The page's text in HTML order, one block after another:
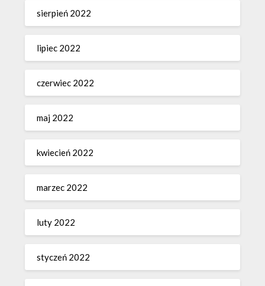
sierpień 2022
lipiec 2022
czerwiec 2022
maj 2022
kwiecień 2022
marzec 2022
luty 2022
styczeń 2022